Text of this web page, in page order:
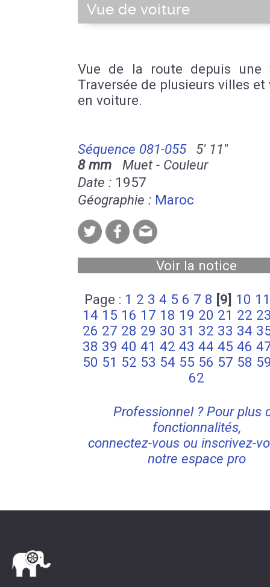
Vue de voiture
Vue de la route depuis une
Traversée de plusieurs villes et
en voiture.
Séquence 081-055
5' 11''
8 mm Muet - Couleur
Date : 1957
Géographie : Maroc
Voir la notice
Page : 1 2 3 4 5 6 7 8 [9] 10 11
14 15 16 17 18 19 20 21 22
26 27 28 29 30 31 32 33 34
38 39 40 41 42 43 44 45 46
50 51 52 53 54 55 56 57 58
62
Professionnel ? Pour plus
fonctionnalités,
connectez-vous ou inscrivez-
notre espace pro